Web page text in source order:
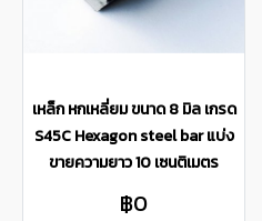
เหล็ก หกเหลี่ยม ขนาด 8 มิล เกรด
S45C Hexagon steel bar แบ่ง
ขายความยาว 10 เซนติเมตร
฿0